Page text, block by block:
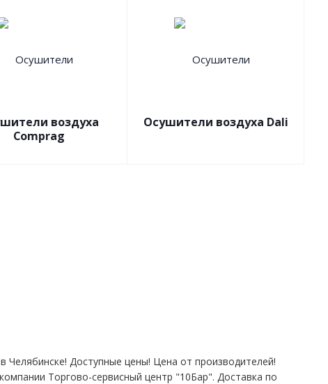
воздуха
Comprag
Осушители воздуха Dali
Доступные цены! Цена от производителей!
Торгово-сервисный центр "10Бар". Доставка по